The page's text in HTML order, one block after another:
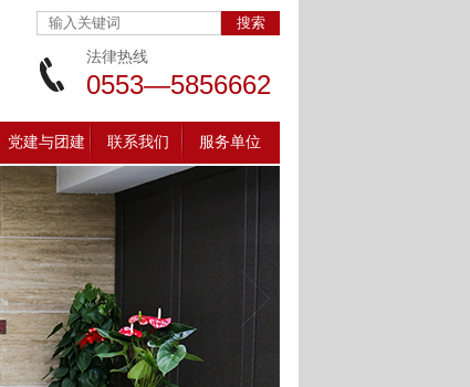
法律热线
0553—5856662
党建与团建 联系我们 服务单位